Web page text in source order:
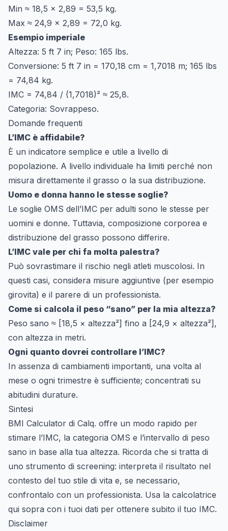
Min ≈ 18,5 × 2,89 = 53,5 kg.
Max ≈ 24,9 × 2,89 = 72,0 kg.
Esempio imperiale
Altezza: 5 ft 7 in; Peso: 165 lbs.
Conversione: 5 ft 7 in = 170,18 cm = 1,7018 m; 165 lbs
= 74,84 kg.
IMC = 74,84 / (1,7018)² ≈ 25,8.
Categoria: Sovrappeso.
Domande frequenti
L’IMC è affidabile?
È un indicatore semplice e utile a livello di
popolazione. A livello individuale ha limiti perché non
misura direttamente il grasso o la sua distribuzione.
Uomo e donna hanno le stesse soglie?
Le soglie OMS dell’IMC per adulti sono le stesse per
uomini e donne. Tuttavia, composizione corporea e
distribuzione del grasso possono differire.
L’IMC vale per chi fa molta palestra?
Può sovrastimare il rischio negli atleti muscolosi. In
questi casi, considera misure aggiuntive (per esempio
girovita) e il parere di un professionista.
Come si calcola il peso “sano” per la mia altezza?
Peso sano ≈ [18,5 × altezza²] fino a [24,9 × altezza²],
con altezza in metri.
Ogni quanto dovrei controllare l’IMC?
In assenza di cambiamenti importanti, una volta al
mese o ogni trimestre è sufficiente; concentrati su
abitudini durature.
Sintesi
BMI Calculator di Calq. offre un modo rapido per
stimare l’IMC, la categoria OMS e l’intervallo di peso
sano in base alla tua altezza. Ricorda che si tratta di
uno strumento di screening: interpreta il risultato nel
contesto del tuo stile di vita e, se necessario,
confrontalo con un professionista. Usa la calcolatrice
qui sopra con i tuoi dati per ottenere subito il tuo IMC.
Disclaimer